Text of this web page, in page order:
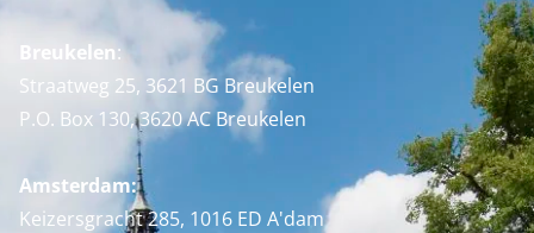
Breukelen:
Straatweg 25, 3621 BG Breukelen
P.O. Box 130, 3620 AC Breukelen
Amsterdam:
Keizersgracht 285, 1016 ED A'dam